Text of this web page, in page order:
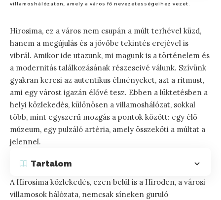
villamoshálózaton, amely a város fő nevezetességeihez vezet.
Hirosima, ez a város nem csupán a múlt terhével küzd,
hanem a megújulás és a jövőbe tekintés erejével is
vibrál. Amikor ide utazunk, mi magunk is a történelem és
a modernitás találkozásának részeseivé válunk. Szívünk
gyakran keresi az autentikus élményeket, azt a ritmust,
ami egy várost igazán élővé tesz. Ebben a lüktetésben a
helyi közlekedés, különösen a villamoshálózat, sokkal
több, mint egyszerű mozgás a pontok között: egy élő
múzeum, egy pulzáló artéria, amely összeköti a múltat a
jelennel.
Tartalom
A Hirosima közlekedés, ezen belül is a Hiroden, a városi
villamosok hálózata, nemcsak síneken guruló